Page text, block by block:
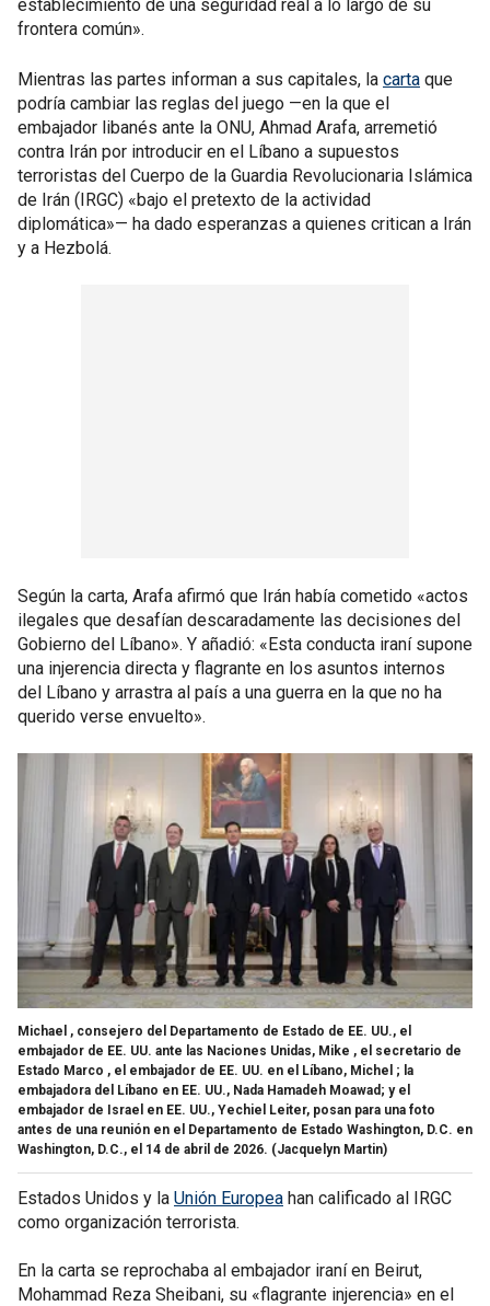
establecimiento de una seguridad real a lo largo de su
frontera común».
Mientras las partes informan a sus capitales, la carta que
podría cambiar las reglas del juego —en la que el
embajador libanés ante la ONU, Ahmad Arafa, arremetió
contra Irán por introducir en el Líbano a supuestos
terroristas del Cuerpo de la Guardia Revolucionaria Islámica
de Irán (IRGC) «bajo el pretexto de la actividad
diplomática»— ha dado esperanzas a quienes critican a Irán
y a Hezbolá.
Según la carta, Arafa afirmó que Irán había cometido «actos
ilegales que desafían descaradamente las decisiones del
Gobierno del Líbano». Y añadió: «Esta conducta iraní supone
una injerencia directa y flagrante en los asuntos internos
del Líbano y arrastra al país a una guerra en la que no ha
querido verse envuelto».
Michael , consejero del Departamento de Estado de EE. UU., el
embajador de EE. UU. ante las Naciones Unidas, Mike , el secretario de
Estado Marco , el embajador de EE. UU. en el Líbano, Michel ; la
embajadora del Líbano en EE. UU., Nada Hamadeh Moawad; y el
embajador de Israel en EE. UU., Yechiel Leiter, posan para una foto
antes de una reunión en el Departamento de Estado Washington, D.C. en
Washington, D.C., el 14 de abril de 2026. (Jacquelyn Martin)
Estados Unidos y la Unión Europea han calificado al IRGC
como organización terrorista.
En la carta se reprochaba al embajador iraní en Beirut,
Mohammad Reza Sheibani, su «flagrante injerencia» en el